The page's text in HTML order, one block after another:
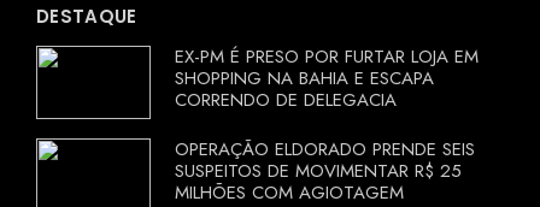
DESTAQUE
EX-PM É PRESO POR FURTAR LOJA EM
SHOPPING NA BAHIA E ESCAPA
CORRENDO DE DELEGACIA
OPERAÇÃO ELDORADO PRENDE SEIS
SUSPEITOS DE MOVIMENTAR R$ 25
MILHÕES COM AGIOTAGEM